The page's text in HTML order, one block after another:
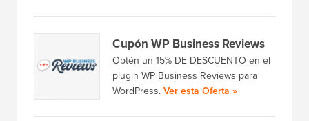
Cupón WP Business Reviews
Obtén un 15% DE DESCUENTO en el
plugin WP Business Reviews para
WordPress.Ver esta Oferta »